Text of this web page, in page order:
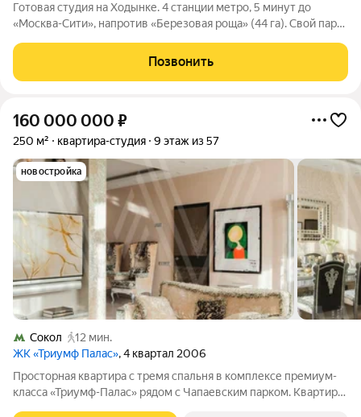
Готовая студия на Ходынке. 4 станции метро, 5 минут до
«Москва-Сити», напротив «Березовая роща» (44 га). Свой парк
фитнес-центр 3000 м, 5 ресторанов, ВкусВилл, и т.д. Ходынка
новый деловой
Позвонить
160 000 000 ₽
250 м² квартира-студия 9 этаж из 57
новостройка
Сокол
12 мин.
ЖК «Триумф Палас», 4 квартал 2006
Просторная квартира с тремя спальня в комплексе премиум-
класса «Триумф-Палас» рядом с Чапаевским парком. Квартира